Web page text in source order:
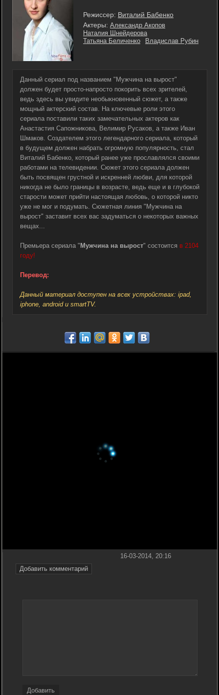
Режиссер: Виталий Бабенко
Актеры: Александр Акопов
Наталия Шнейдерова
Татьяна Беличенко
Владислав Рубин
Данный сериал под названием "Мужчина на вырост"
должен будет просто-напросто покорить всех зрителей,
ведь здесь вы увидите необыкновенный сюжет, а также
мощный актерский состав. На ключевые роли этого
сериала поставили таких замечательных актеров как
Анастастия Сапожникова, Велимир Русаков, а также Иван
Шмаков. Создателем этого легендарного сериала, который
в будущем должен набрать огромную популярность, стал
Виталий Бабенко, который ранее уже прославлялся своими
работами на телевидении. Сюжет этого сериала должен
быть посвящен грустной и искренней любви, для которой
никогда не было границы в возрасте, ведь еще и в глубокой
старости может прийти настоящая любовь, о которой никто
уже не мог и подумать. Сюжетная линия "Мужчина на
вырост" заставит всех вас задуматься о некоторых важных
вещах...
Премьера сериала " Мужчина на вырост" состоится в 2104
году!
Перевод:
Данный материал доступен на всех устройствах: ipad,
iphone, android и smartTV.
Добавить комментарий
16-03-2014, 20:16
Добавить